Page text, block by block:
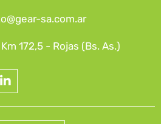
sa.com.ar
172,5 - Rojas (Bs. As.)